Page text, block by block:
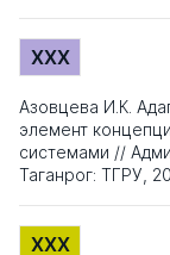
XXX
Азовцева И.К.
элемент
системами //
Таганрог: ТГРУ,
XXX